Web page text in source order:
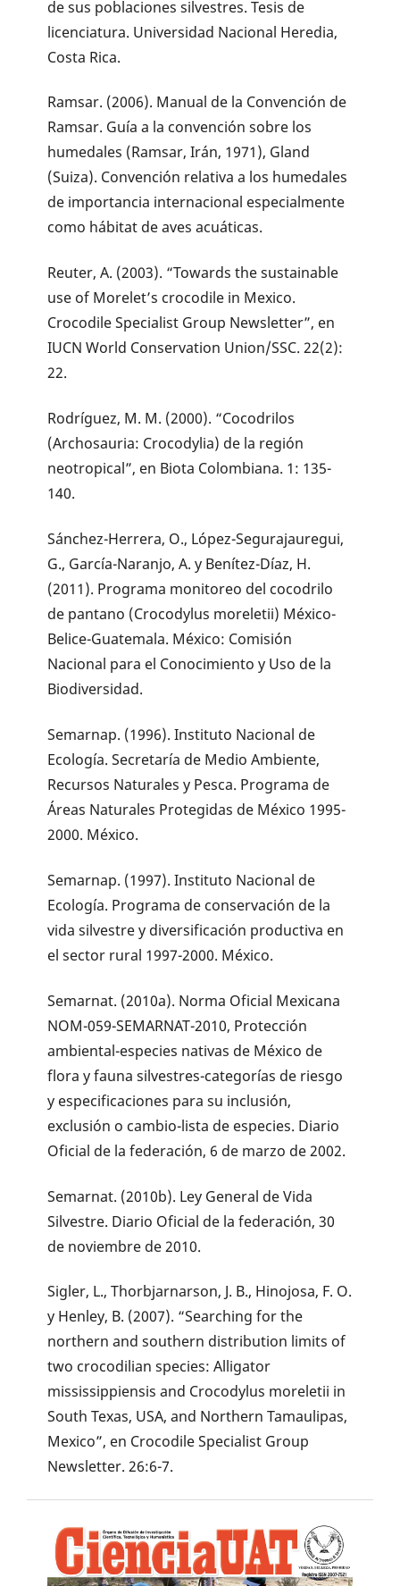
de sus poblaciones silvestres. Tesis de
licenciatura. Universidad Nacional Heredia,
Costa Rica.
Ramsar. (2006). Manual de la Convención de
Ramsar. Guía a la convención sobre los
humedales (Ramsar, Irán, 1971), Gland
(Suiza). Convención relativa a los humedales
de importancia internacional especialmente
como hábitat de aves acuáticas.
Reuter, A. (2003). “Towards the sustainable
use of Morelet’s crocodile in Mexico.
Crocodile Specialist Group Newsletter”, en
IUCN World Conservation Union/SSC. 22(2):
22.
Rodríguez, M. M. (2000). “Cocodrilos
(Archosauria: Crocodylia) de la región
neotropical”, en Biota Colombiana. 1: 135-
140.
Sánchez-Herrera, O., López-Segurajauregui,
G., García-Naranjo, A. y Benítez-Díaz, H.
(2011). Programa monitoreo del cocodrilo
de pantano (Crocodylus moreletii) México-
Belice-Guatemala. México: Comisión
Nacional para el Conocimiento y Uso de la
Biodiversidad.
Semarnap. (1996). Instituto Nacional de
Ecología. Secretaría de Medio Ambiente,
Recursos Naturales y Pesca. Programa de
Áreas Naturales Protegidas de México 1995-
2000. México.
Semarnap. (1997). Instituto Nacional de
Ecología. Programa de conservación de la
vida silvestre y diversificación productiva en
el sector rural 1997-2000. México.
Semarnat. (2010a). Norma Oficial Mexicana
NOM-059-SEMARNAT-2010, Protección
ambiental-especies nativas de México de
flora y fauna silvestres-categorías de riesgo
y especificaciones para su inclusión,
exclusión o cambio-lista de especies. Diario
Oficial de la federación, 6 de marzo de 2002.
Semarnat. (2010b). Ley General de Vida
Silvestre. Diario Oficial de la federación, 30
de noviembre de 2010.
Sigler, L., Thorbjarnarson, J. B., Hinojosa, F. O.
y Henley, B. (2007). “Searching for the
northern and southern distribution limits of
two crocodilian species: Alligator
mississippiensis and Crocodylus moreletii in
South Texas, USA, and Northern Tamaulipas,
Mexico”, en Crocodile Specialist Group
Newsletter. 26:6-7.